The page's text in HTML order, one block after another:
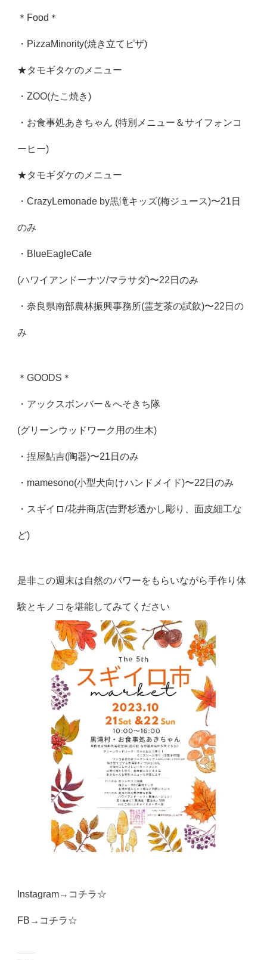
＊Food＊
・PizzaMinority(焼き立てピザ)
★タモギタケのメニュー
・ZOO(たこ焼き)
・お食事処あきちゃん (特別メニュー＆サイフォンコ
ーヒー)
★タモギダケのメニュー
・CrazyLemonade by黒滝キッズ(梅ジュース)〜21日
のみ
・BlueEagleCafe
(ハワイアンドーナツ/マラサダ)〜22日のみ
・奈良県南部農林振興事務所(霊芝茶の試飲)〜22日の
み
＊GOODS＊
・アックスボンバー＆へそきち隊
(グリーンウッドワーク用の生木)
・捏屋鮎吉(陶器)〜21日のみ
・mamesono(小型犬向けハンドメイド)〜22日のみ
・スギイロ/花井商店(吉野杉透かし彫り、面皮細工な
ど)
是非この週末は自然のパワーをもらいながら手作り体
験とキノコを堪能してみてください
Instagram→ コチラ☆
FB→ コチラ☆